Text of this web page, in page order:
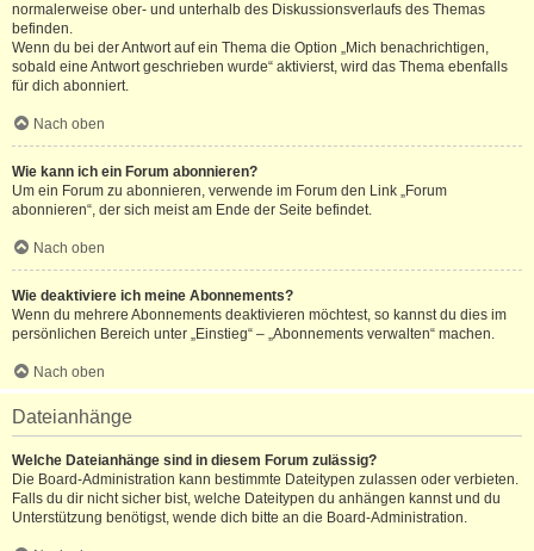
normalerweise ober- und unterhalb des Diskussionsverlaufs des Themas
befinden.
Wenn du bei der Antwort auf ein Thema die Option „Mich benachrichtigen,
sobald eine Antwort geschrieben wurde“ aktivierst, wird das Thema ebenfalls
für dich abonniert.
Nach oben
Wie kann ich ein Forum abonnieren?
Um ein Forum zu abonnieren, verwende im Forum den Link „Forum
abonnieren“, der sich meist am Ende der Seite befindet.
Nach oben
Wie deaktiviere ich meine Abonnements?
Wenn du mehrere Abonnements deaktivieren möchtest, so kannst du dies im
persönlichen Bereich unter „Einstieg“ – „Abonnements verwalten“ machen.
Nach oben
Dateianhänge
Welche Dateianhänge sind in diesem Forum zulässig?
Die Board-Administration kann bestimmte Dateitypen zulassen oder verbieten.
Falls du dir nicht sicher bist, welche Dateitypen du anhängen kannst und du
Unterstützung benötigst, wende dich bitte an die Board-Administration.